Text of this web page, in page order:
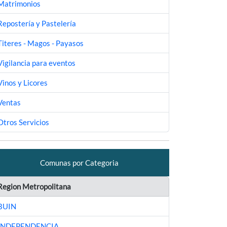
y Pastelería
- Magos - Payasos
para eventos
y Licores
Servicios
Comunas por Categoria
Metropolitana